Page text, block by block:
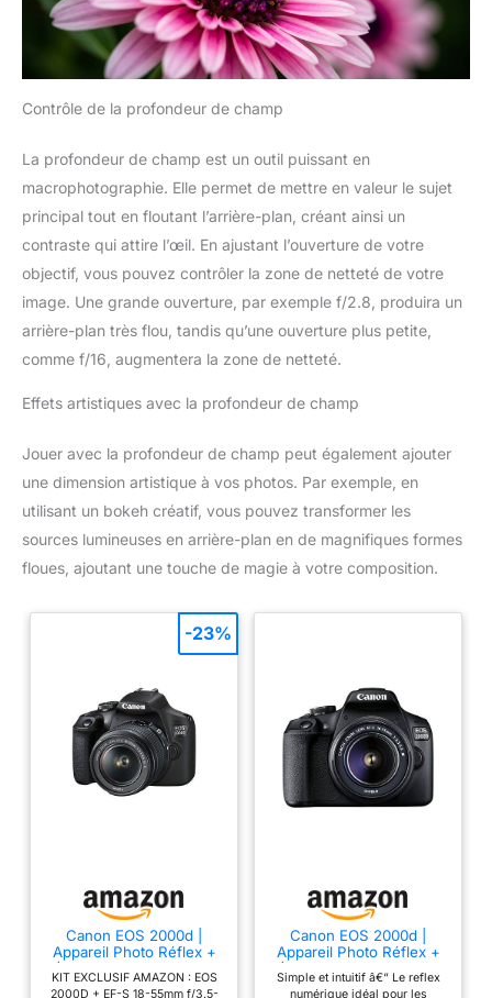
Contrôle de la profondeur de champ
La profondeur de champ est un outil puissant en
macrophotographie. Elle permet de mettre en valeur le sujet
principal tout en floutant l’arrière-plan, créant ainsi un
contraste qui attire l’œil. En ajustant l’ouverture de votre
objectif, vous pouvez contrôler la zone de netteté de votre
image. Une grande ouverture, par exemple f/2.8, produira un
arrière-plan très flou, tandis qu’une ouverture plus petite,
comme f/16, augmentera la zone de netteté.
Effets artistiques avec la profondeur de champ
Jouer avec la profondeur de champ peut également ajouter
une dimension artistique à vos photos. Par exemple, en
utilisant un bokeh créatif, vous pouvez transformer les
sources lumineuses en arrière-plan en de magnifiques formes
floues, ajoutant une touche de magie à votre composition.
Canon EOS 2000d |
Appareil Photo Réflex +
(APS-C, 24.1 MP, WiFi,
Full HD) + 2ème Batterie
KIT EXCLUSIF AMAZON : EOS
2000D + EF-S 18-55mm f/3.5-
-23%
Canon EOS 2000d |
Appareil Photo Réflex +
(APS-C, 24.1 MP, WiFi,
Full HD) + Objectif EF-S
Simple et intuitif â€“ Le reflex
numérique idéal pour les